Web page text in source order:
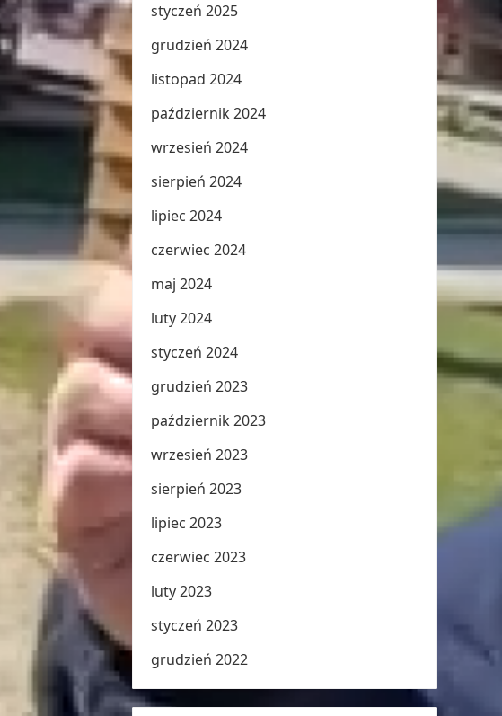
styczeń 2025
grudzień 2024
listopad 2024
październik 2024
wrzesień 2024
sierpień 2024
lipiec 2024
czerwiec 2024
maj 2024
luty 2024
styczeń 2024
grudzień 2023
październik 2023
wrzesień 2023
sierpień 2023
lipiec 2023
czerwiec 2023
luty 2023
styczeń 2023
grudzień 2022